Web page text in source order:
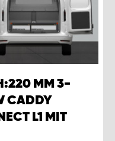
MM 3-
CADDY
L1 MIT